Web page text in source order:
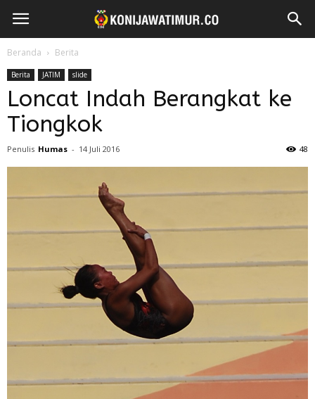
Beranda Berita
Berita JATIM slide
Loncat Indah Berangkat ke
Tiongkok
Penulis Humas - 14 Juli 2016 48